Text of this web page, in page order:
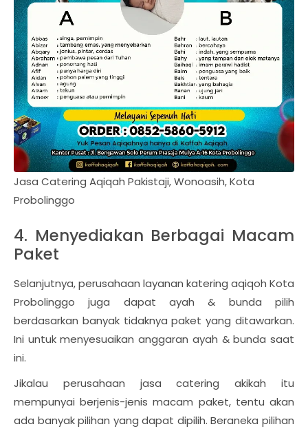
Jasa Catering Aqiqah Pakistaji, Wonoasih, Kota
Probolinggo
4. Menyediakan Berbagai Macam
Paket
Selanjutnya, perusahaan layanan katering aqiqoh Kota
Probolinggo juga dapat ayah & bunda pilih
berdasarkan banyak tidaknya paket yang ditawarkan.
Ini untuk menyesuaikan anggaran ayah & bunda saat
ini.
Jikalau perusahaan jasa catering akikah itu
mempunyai berjenis-jenis macam paket, tentu akan
ada banyak pilihan yang dapat dipilih. Beraneka pilihan